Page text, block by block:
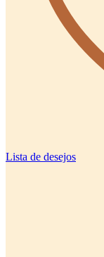
Lista de desejos